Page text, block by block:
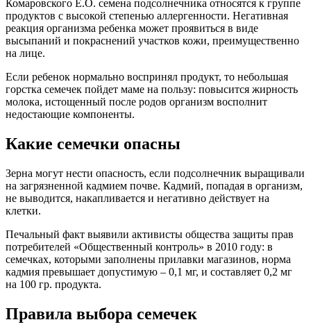
Комаровского Е.О. семена подсолнечника относятся к группе
продуктов с высокой степенью аллергенности. Негативная
реакция организма ребенка может проявиться в виде
высыпаний и покраснений участков кожи, преимущественно
на лице.
Если ребенок нормально воспринял продукт, то небольшая
горстка семечек пойдет маме на пользу: повысится жирность
молока, истощенный после родов организм восполнит
недостающие компоненты.
Какие семечки опасны
Зерна могут нести опасность, если подсолнечник выращивали
на загрязненной кадмием почве. Кадмий, попадая в организм,
не выводится, накапливается и негативно действует на
клетки.
Печальный факт выявили активисты общества защиты прав
потребителей «Общественный контроль» в 2010 году: в
семечках, которыми заполнены прилавки магазинов, норма
кадмия превышает допустимую – 0,1 мг, и составляет 0,2 мг
на 100 гр. продукта.
Правила выбора семечек